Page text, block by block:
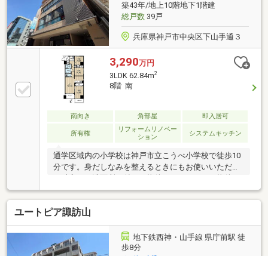
築43年/地上10階地下1階建
総戸数39戸
兵庫県神戸市中央区下山手通３
3,290万円
3LDK 62.84m2
8階 南
南向き 角部屋 即入居可
所有権
リフォームリノベー
ション
システムキッチン
通学区域内の小学校は神戸市立こうべ小学校で徒歩10
分です。身だしなみを整えるときにもお使いいただけ
南向きです。当社は確かな不動産情報をご提供してお
ります
ユートピア諏訪山
地下鉄西神・山手線 県庁前駅 徒
歩8分